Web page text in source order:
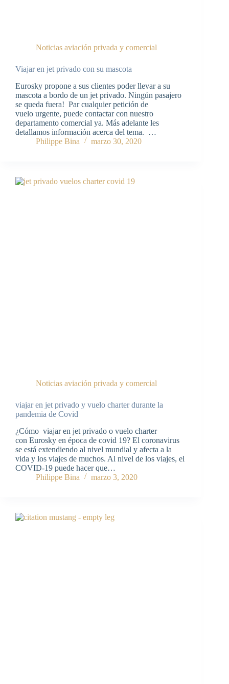
Noticias aviación privada y comercial
Viajar en jet privado con su mascota
Eurosky propone a sus clientes poder llevar a su
mascota a bordo de un jet privado. Ningún pasajero
se queda fuera! Par cualquier petición de
vuelo urgente, puede contactar con nuestro
departamento comercial ya. Más adelante les
detallamos información acerca del tema. …
Philippe Bina
marzo 30, 2020
Noticias aviación privada y comercial
viajar en jet privado y vuelo charter durante la
pandemia de Covid
¿Cómo viajar en jet privado o vuelo charter
con Eurosky en época de covid 19? El coronavirus
se está extendiendo al nivel mundial y afecta a la
vida y los viajes de muchos. Al nivel de los viajes, el
COVID-19 puede hacer que…
Philippe Bina
marzo 3, 2020